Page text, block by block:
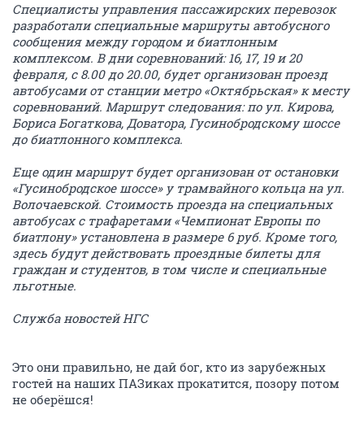
Специалисты управления пассажирских перевозок
разработали специальные маршруты автобусного
сообщения между городом и биатлонным
комплексом. В дни соревнований: 16, 17, 19 и 20
февраля, с 8.00 до 20.00, будет организован проезд
автобусами от станции метро «Октябрьская» к месту
соревнований. Маршрут следования: по ул. Кирова,
Бориса Богаткова, Доватора, Гусинобродскому шоссе
до биатлонного комплекса.
Еще один маршрут будет организован от остановки
«Гусинобродское шоссе» у трамвайного кольца на ул.
Волочаевской. Стоимость проезда на специальных
автобусах с трафаретами «Чемпионат Европы по
биатлону» установлена в размере 6 руб. Кроме того,
здесь будут действовать проездные билеты для
граждан и студентов, в том числе и специальные
льготные.
Служба новостей НГС
Это они правильно, не дай бог, кто из зарубежных
гостей на наших ПАЗиках прокатится, позору потом
не оберёшся!